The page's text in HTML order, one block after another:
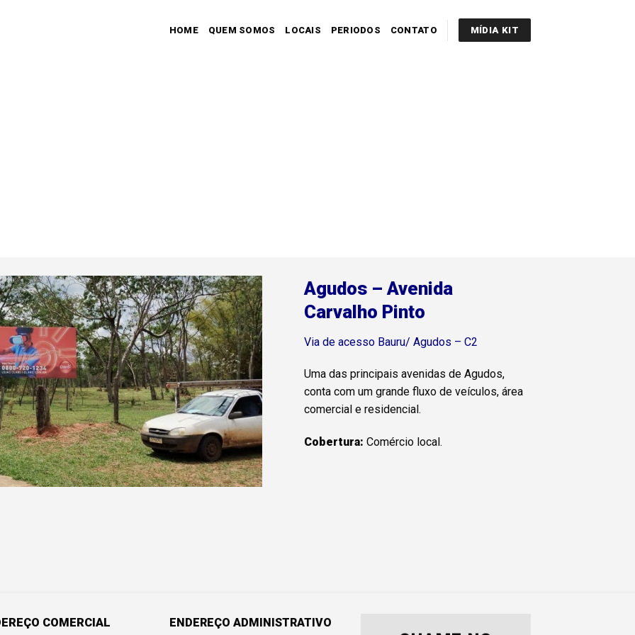
HOME QUEM SOMOS LOCAIS PERIODOS CONTATO MÍDIA KIT
Agudos – Avenida
Carvalho Pinto
Via de acesso Bauru/ Agudos – C2
Uma das principais avenidas de Agudos,
conta com um grande fluxo de veículos, área
comercial e residencial.
Cobertura: Comércio local.
COMERCIAL ENDEREÇO ADMINISTRATIVO